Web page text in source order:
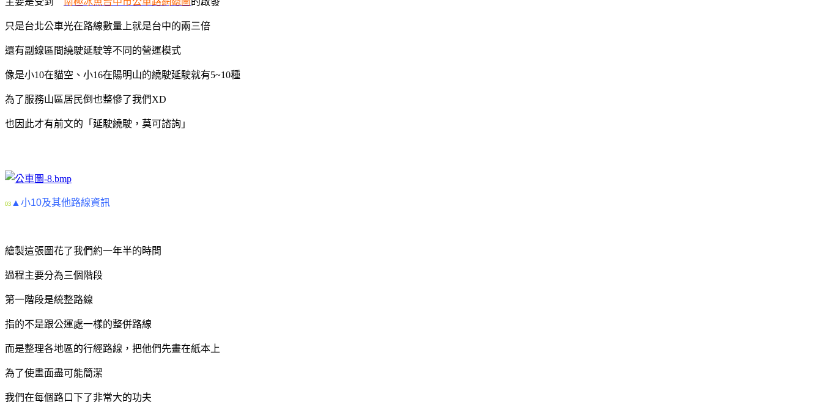
只是台北公車光在路線數量上就是台中的兩三倍
還有副線區間繞駛延駛等不同的營運模式
像是小10在貓空、小16在陽明山的繞駛延駛就有5~10種
為了服務山區居民倒也整慘了我們XD
也因此才有前文的「延駛繞駛，莫可諮詢」
03 ▲小10及其他路線資訊
繪製這張圖花了我們約一年半的時間
過程主要分為三個階段
第一階段是統整路線
指的不是跟公運處一樣的整併路線
而是整理各地區的行經路線，把他們先畫在紙本上
為了使畫面盡可能簡潔
我們在每個路口下了非常大的功夫